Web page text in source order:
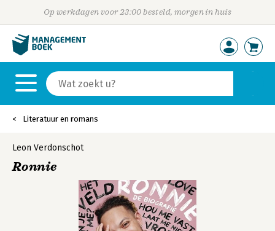
Op werkdagen voor 23:00 besteld, morgen in huis
Literatuur en romans
Leon Verdonschot
Ronnie